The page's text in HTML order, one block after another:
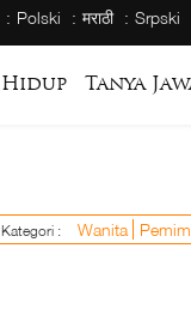
Polski मराठी Srpski
Hidup Tanya
Kategori : Wanita